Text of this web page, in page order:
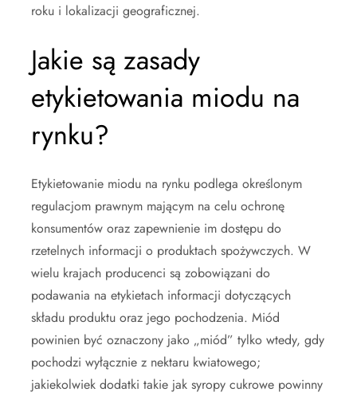
roku i lokalizacji geograficznej.
Jakie są zasady
etykietowania miodu na
rynku?
Etykietowanie miodu na rynku podlega określonym
regulacjom prawnym mającym na celu ochronę
konsumentów oraz zapewnienie im dostępu do
rzetelnych informacji o produktach spożywczych. W
wielu krajach producenci są zobowiązani do
podawania na etykietach informacji dotyczących
składu produktu oraz jego pochodzenia. Miód
powinien być oznaczony jako „miód” tylko wtedy, gdy
pochodzi wyłącznie z nektaru kwiatowego;
jakiekolwiek dodatki takie jak syropy cukrowe powinny